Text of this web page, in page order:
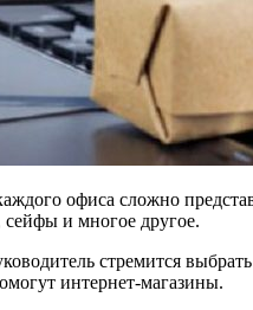
офиса сложно
и многое другое.
стремится
интернет-магазины.